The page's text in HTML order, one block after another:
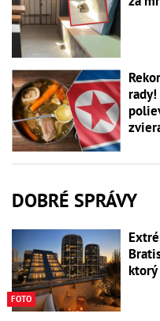
DOBRÉ SPRÁVY
FOTO